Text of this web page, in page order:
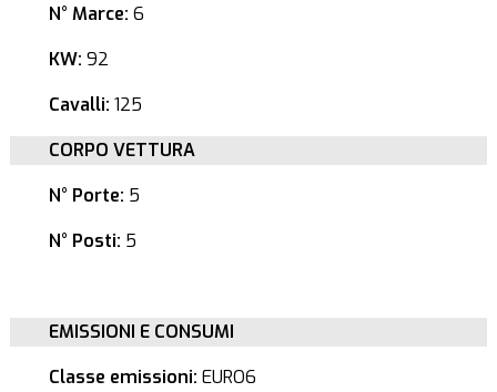
N° Marce: 6
KW: 92
Cavalli: 125
CORPO VETTURA
N° Porte: 5
N° Posti: 5
EMISSIONI E CONSUMI
Classe emissioni: EURO6